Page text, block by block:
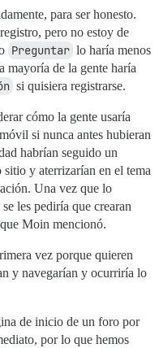
para ser honesto.
pero no estoy de
Preguntar lo haría menos
mayoría de la gente haría
si quisiera registrarse.
cómo la gente usaría
si nunca antes hubieran
habrían seguido un
y aterrizarían en el tema
Una vez que lo
les pediría que crearan
Moin mencionó.
vez porque quieren
y navegarían y ocurriría lo
de inicio de un foro por
por lo que hemos